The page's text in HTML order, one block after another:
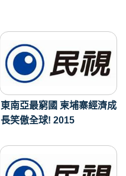
東南亞最窮國 柬埔寨經濟成
長笑傲全球! 2015